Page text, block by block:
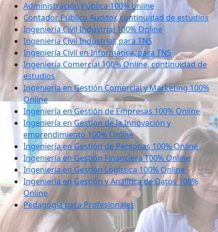
Administración Pública 100% online
Contador Público Auditor, continuidad de estudios
Ingeniería Civil Industrial 100% Online
Ingeniería Civil Industrial, para TNS
Ingeniería Civil en Informática, para TNS
Ingeniería Comercial 100% Online, continuidad de
estudios
Ingeniería en Gestión Comercial y Marketing 100%
Online
Ingeniería en Gestión de Empresas 100% Online
Ingeniería en Gestión de la Innovación y
emprendimiento 100% Online
Ingeniería en Gestión de Personas 100% Online
Ingeniería en Gestión Financiera 100% Online
Ingeniería en Gestión Logística 100% Online
Ingeniería en Gestión y Analítica de Datos 100%
Online
Pedagogía para Profesionales